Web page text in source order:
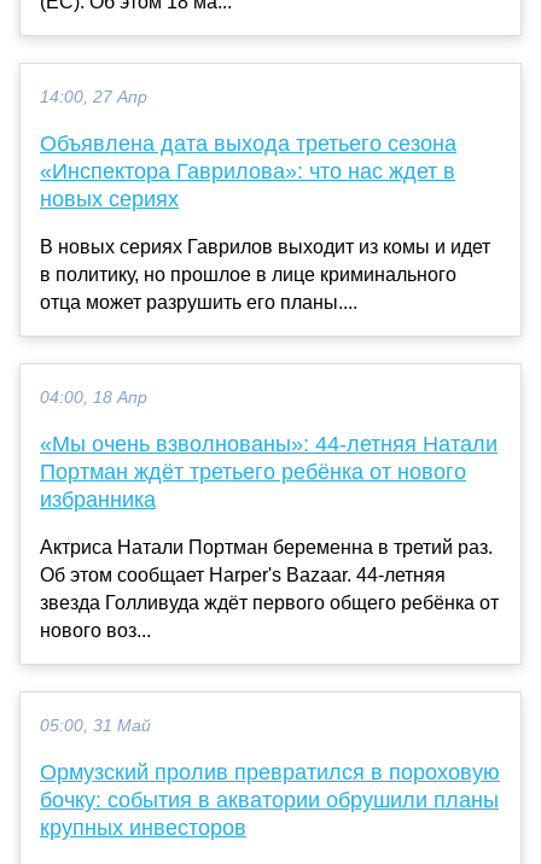
14:00, 27 Апр
Объявлена дата выхода третьего сезона
«Инспектора Гаврилова»: что нас ждет в
новых сериях
В новых сериях Гаврилов выходит из комы и идет
в политику, но прошлое в лице криминального
отца может разрушить его планы....
04:00, 18 Апр
«Мы очень взволнованы»: 44-летняя Натали
Портман ждёт третьего ребёнка от нового
избранника
Актриса Натали Портман беременна в третий раз.
Об этом сообщает Harper's Bazaar. 44-летняя
звезда Голливуда ждёт первого общего ребёнка от
нового воз...
05:00, 31 Май
Ормузский пролив превратился в пороховую
бочку: события в акватории обрушили планы
крупных инвесторов